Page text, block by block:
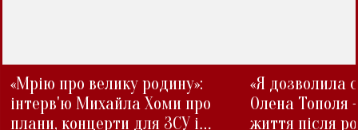
«Мрію про велику родину»:
інтерв'ю Михайла Хоми про
плани, концерти для ЗСУ і
«Я дозволила
Олена Тополя
життя після